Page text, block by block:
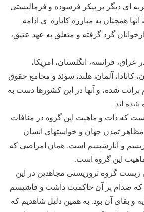
ای دیگر بر پیکر فرسوده و فرمالیستی
آنها همچنان به مبارزه کاباره ای ادامه
گرد گرفته و متعلق به عهد عتیق،
فرانسه، انگلستان، امریکا،
کانادا، آلمان، هلند، سوئد و مجامع حقوق
برائت شده، و آنها در این کشورها دست به
شده اند.
که ذات و ماهیت این گروه در منافات
مظاهر تمدن جهان و خواستهای انسان
و آنارشیسم است. همان امراضی که
ماهیت این گروه است.
زیست گروه تروریستی مجاهدین در این
که صدام بر آن حاکمیت داشت و فاشیسم
و بقای آن بود. به همین دلیل شاهدیم که